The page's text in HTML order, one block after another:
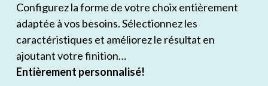
Configurez la forme de votre choix entièrement
adaptée à vos besoins. Sélectionnez les
caractéristiques et améliorez le résultat en
ajoutant votre finition…
Entièrement personnalisé!